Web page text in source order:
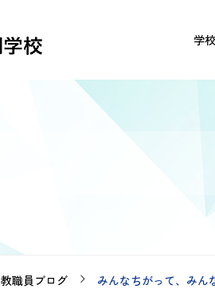
学
教職員ブログ みんなちがって、みん